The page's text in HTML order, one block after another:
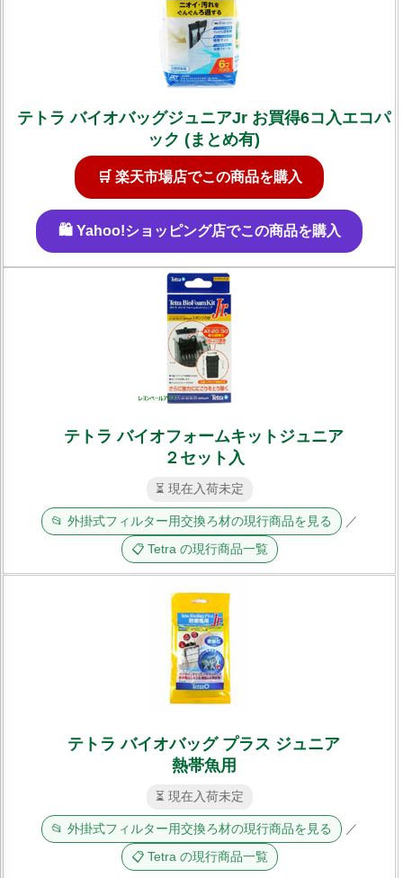
テトラ バイオバッグジュニアJr お買得6コ入エコパ
ック (まとめ有)
🛒 楽天市場店でこの商品を購入
🛍️ Yahoo!ショッピング店でこの商品を購入
テトラ バイオフォームキットジュニア
２セット入
⏳ 現在入荷未定
📂 外掛式フィルター用交換ろ材の現行商品を見る ／
📋 Tetra の現行商品一覧
テトラ バイオバッグ プラス ジュニア
熱帯魚用
⏳ 現在入荷未定
📂 外掛式フィルター用交換ろ材の現行商品を見る ／
📋 Tetra の現行商品一覧